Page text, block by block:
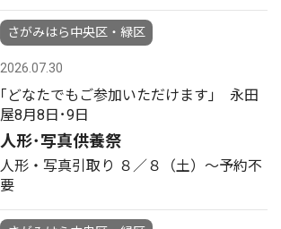
さがみはら中央区・緑区
2026.07.30
｢どなたでもご参加いただけます｣ 永田
屋8月8日･9日
人形･写真供養祭
人形・写真引取り ８／８（土）〜予約不
要